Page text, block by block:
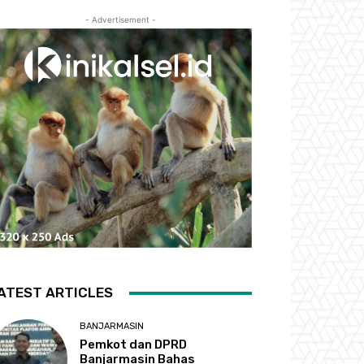
- Advertisement -
ARTICLES
BANJARMASIN
Pemkot dan DPRD
Banjarmasin Bahas